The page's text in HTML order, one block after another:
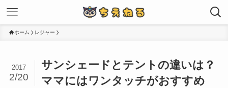
ホーム レジャー
サンシェードとテントの違いは？
ママにはワンタッチがおすすめ
2017
2/20